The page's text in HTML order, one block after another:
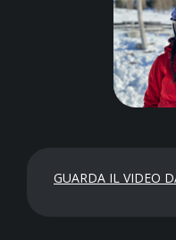
GUARDA IL VIDEO